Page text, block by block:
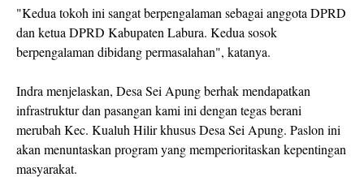
"Kedua tokoh ini sangat berpengalaman sebagai anggota DPRD
dan ketua DPRD Kabupaten Labura. Kedua sosok
berpengalaman dibidang permasalahan", katanya.
Indra menjelaskan, Desa Sei Apung berhak mendapatkan
infrastruktur dan pasangan kami ini dengan tegas berani
merubah Kec. Kualuh Hilir khusus Desa Sei Apung. Paslon ini
akan menuntaskan program yang memperioritaskan kepentingan
masyarakat.